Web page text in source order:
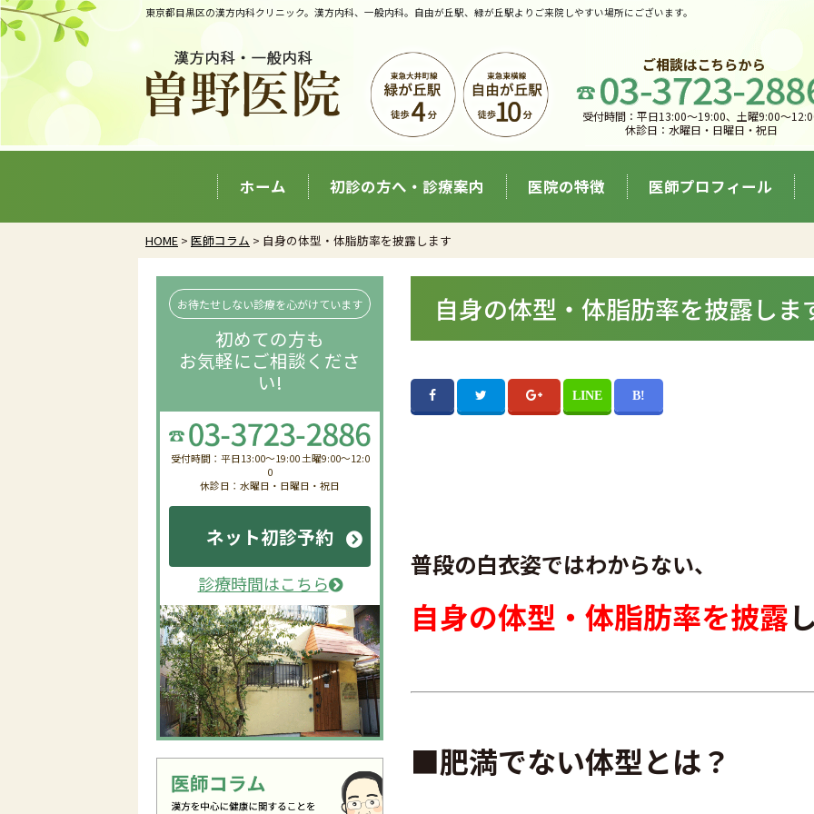
東京都目黒区の漢方内科クリニック。漢方内科、一般内科。自由が丘駅、緑が丘駅よりご来院しやすい場所にございます。
受付時間：平日13:00〜19:00、土曜9:00〜
休診日：水曜日・日曜日・祝日
ホーム 初診の方へ・診療案内 医院の特徴 医師プロフィール
HOME > 医師コラム > 自身の体型・体脂肪率を披露します
自身の体型・体脂肪率を披露しま
普段の白衣姿ではわからない、
自身の体型・体脂肪率を披露
■肥満でない体型とは？
お待たせしない診療を心がけています
初めての方も
お気軽にご相談くださ
い!
受付時間：平日13:00〜19:00 土曜9:00〜12:0
0
休診日：水曜日・日曜日・祝日
ネット初診予約
診療時間はこちら